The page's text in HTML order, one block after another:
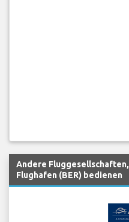
Andere
Flughafen (BER) bedienen